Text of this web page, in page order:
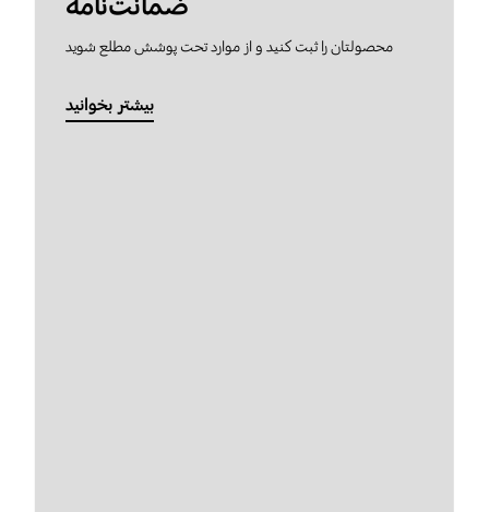
محصولتان را ثبت کنید و از موارد تحت پوشش مطلع شوید
بیشتر بخوانید